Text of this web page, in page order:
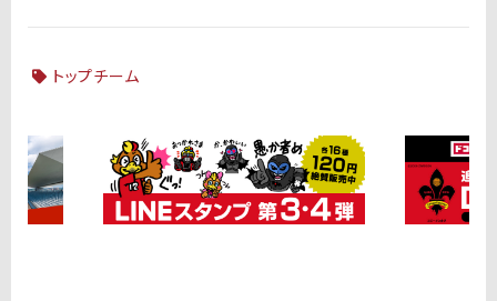
トップチーム